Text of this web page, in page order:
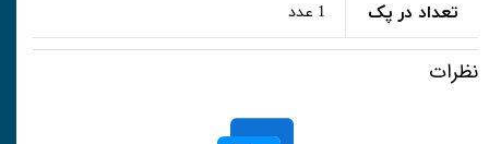
تعداد در پک 1 عدد
نظرات